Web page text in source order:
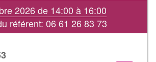
2026 de 14:00 à 16:00
référent: 06 61 26 83 73